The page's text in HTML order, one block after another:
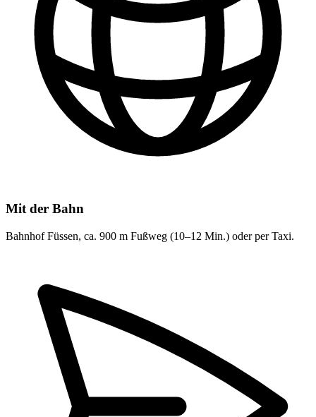
Mit der Bahn
Bahnhof Füssen, ca. 900 m Fußweg (10–12 Min.) oder per Taxi.